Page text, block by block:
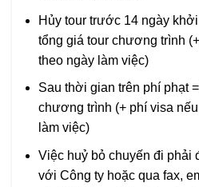
Hủy tour trước 14 ngày
tổng giá tour chương trình
theo ngày làm việc)
Sau thời gian trên phí phạt
chương trình (+ phí visa
làm việc)
Việc huỷ bỏ chuyến đi phải
với Công ty hoặc qua fax,